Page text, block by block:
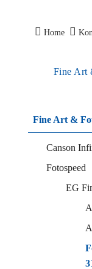
Home
Fine Art
Fine Art &
Canson
Fotospeed
EG